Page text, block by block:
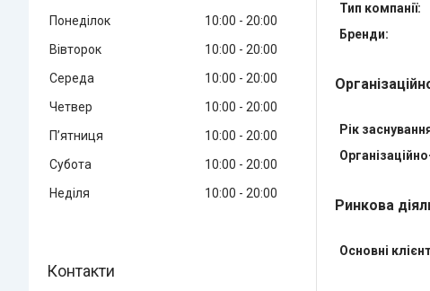
Тип компанії:
Бренди:
Рік
Ринкова
Основні
Понеділок 10:00
20:00
Вівторок
10:00
20:00
Середа
10:00
20:00
Четвер
10:00
20:00
Пʼятниця
10:00
20:00
Субота
10:00
20:00
Неділя
10:00 20:00